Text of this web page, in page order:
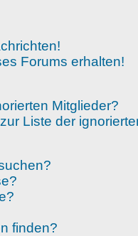
Forums erhalten!
Mitglieder?
Liste der
finden?